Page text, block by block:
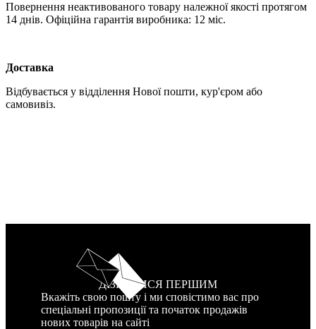
Повернення неактивованого товару належної якості протягом
14 днів. Офіційна гарантія виробника: 12 міс.
Доставка
Відбувається у відділення Нової пошти, кур'єром або
самовивіз.
ДІЗНАТИСЯ ПЕРШИМ
Вкажіть свою пошту і ми сповістимо вас про
спеціальні пропозиції та початок продажів
нових товарів на сайті